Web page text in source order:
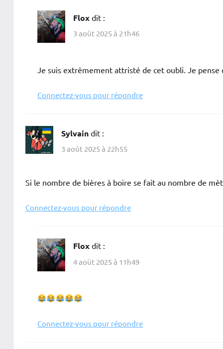
Flox dit :
3 août 2025 à 21h46
Je suis extrêmement attristé de cet oubli. Je pense
Connectez-vous pour répondre
Sylvain dit :
3 août 2025 à 22h55
Si le nombre de bières à boire se fait au nombre de
Connectez-vous pour répondre
Flox dit :
4 août 2025 à 11h49
Connectez-vous pour répondre